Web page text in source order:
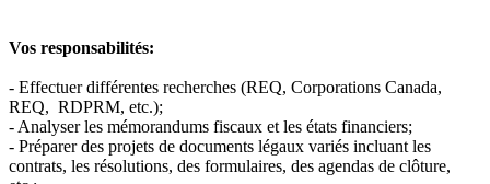
Vos responsabilités:
- Effectuer différentes recherches (REQ, Corporations Canada,
REQ, RDPRM, etc.);
- Analyser les mémorandums fiscaux et les états financiers;
- Préparer des projets de documents légaux variés incluant les
contrats, les résolutions, des formulaires, des agendas de clôture,